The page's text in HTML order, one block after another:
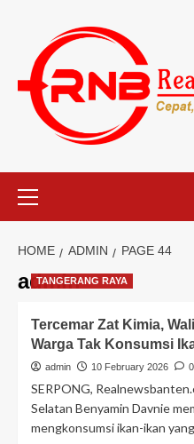
content
Menu
HOME ADMIN PAGE 44
admin
TANGERANG RAYA
Tercemar Zat Kimia,
Warga Tak Konsumsi
admin 10 February 2026 0
SERPONG,
Selatan Benyamin Davnie
mengkonsumsi ikan-ikan